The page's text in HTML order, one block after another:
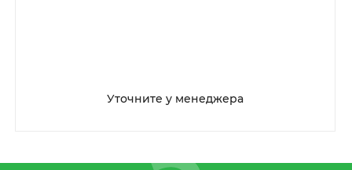
Уточните у менеджера